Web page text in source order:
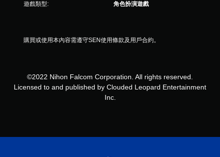
遊戲類型: 角色扮演遊戲
購買或使用本內容需遵守SEN使用條款及用戶合約。
©2022 Nihon Falcom Corporation. All rights reserved.
Licensed to and published by Clouded Leopard Entertainment
Inc.